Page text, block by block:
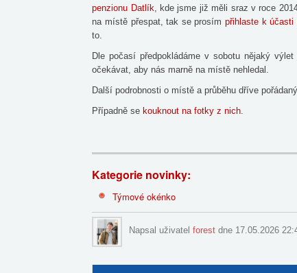
penzionu Datlík, kde jsme již měli sraz v roce
na místě přespat, tak se prosímpřihlaste k účasti
to.
Dle počasí předpokládáme v sobotu nějaký
očekávat, aby nás marně na místě nehledal.
Další podrobnosti o místě a průběhu dříve
Případně se kouknout na fotky z nich.
Kategorie novinky:
Týmové okénko
Napsal uživatelforest dne 17.05.2026